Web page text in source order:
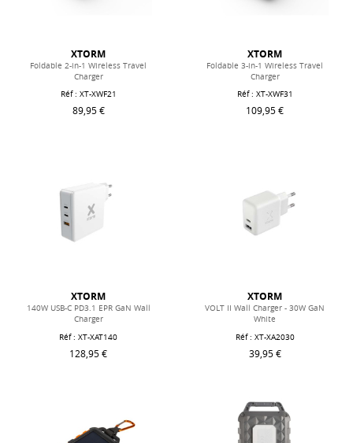
XTORM
Foldable 2-in-1 Wireless Travel
Charger
Réf : XT-XWF21
89,95 €
XTORM
Foldable 3-in-1 Wireless Travel
Charger
Réf : XT-XWF31
109,95 €
XTORM
140W USB-C PD3.1 EPR GaN Wall
Charger
Réf : XT-XAT140
128,95 €
XTORM
VOLT II Wall Charger - 30W GaN
White
Réf : XT-XA2030
39,95 €